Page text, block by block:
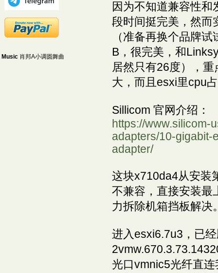
因为不知道兼容性
段时间挺完美，然而
（准备再换个品牌
B，很完美，和
居然只有26度），
大，而且esxi里cpu
Sillicom 官网介绍：
https://www.silicom-
adapters/10-gigabit-
adapter/
这块x710da4从安装
不兼容，直接安装最
力拆除机箱挡板解决
进入esxi6.7u3，已
光口vmnic5光纤直
Music 肖邦A小调圆舞曲